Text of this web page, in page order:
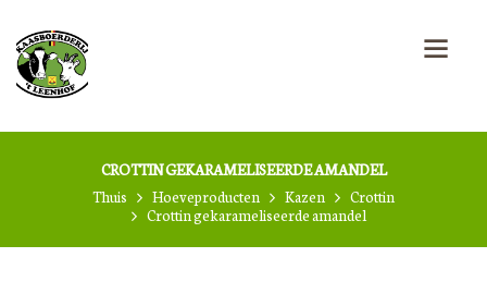
CROTTIN GEKARAMELISEERDE AMANDEL
Thuis
Hoeveproducten Kazen
Crottin
Crottin gekarameliseerde amandel